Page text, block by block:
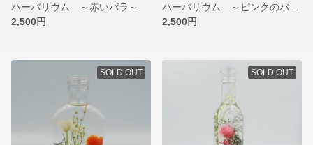
ハーバリウム ～赤いバラ～
2,500円
ハーバリウム ～ピンクのバラ・トリオ～
2,500円
SOLD OUT SOLD OUT